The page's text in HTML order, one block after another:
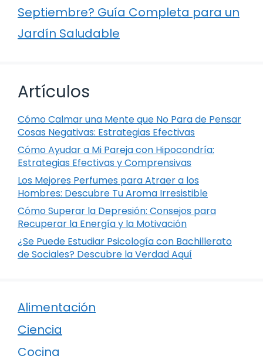
Septiembre? Guía Completa para un
Jardín Saludable
Artículos
Cómo Calmar una Mente que No Para de Pensar
Cosas Negativas: Estrategias Efectivas
Cómo Ayudar a Mi Pareja con Hipocondría:
Estrategias Efectivas y Comprensivas
Los Mejores Perfumes para Atraer a los
Hombres: Descubre Tu Aroma Irresistible
Cómo Superar la Depresión: Consejos para
Recuperar la Energía y la Motivación
¿Se Puede Estudiar Psicología con Bachillerato
de Sociales? Descubre la Verdad Aquí
Alimentación
Ciencia
Cocina